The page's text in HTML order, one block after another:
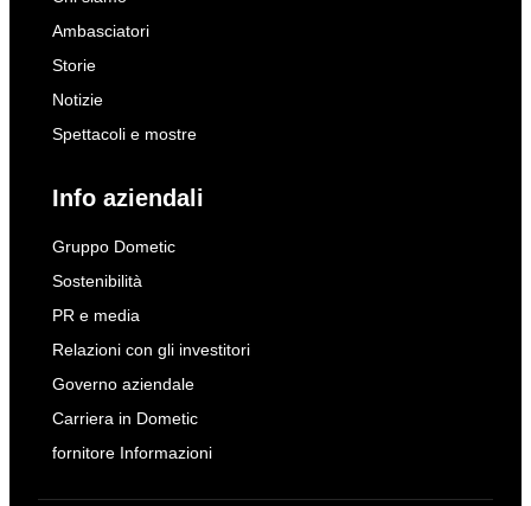
Ambasciatori
Storie
Notizie
Spettacoli e mostre
Info aziendali
Gruppo Dometic
Sostenibilità
PR e media
Relazioni con gli investitori
Governo aziendale
Carriera in Dometic
fornitore Informazioni